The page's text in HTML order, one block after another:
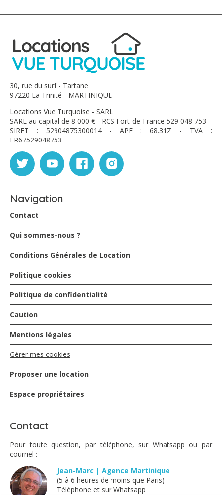
30, rue du surf - Tartane
97220 La Trinité - MARTINIQUE
Locations Vue Turquoise - SARL
SARL au capital de 8 000 € - RCS Fort-de-France 529 048 753
SIRET : 52904875300014 - APE : 68.31Z - TVA :
FR67529048753
Navigation
Contact
Qui sommes-nous ?
Conditions Générales de Location
Politique cookies
Politique de confidentialité
Caution
Mentions légales
Gérer mes cookies
Proposer une location
Espace propriétaires
Contact
Pour toute question, par téléphone, sur Whatsapp ou par
courriel :
Jean-Marc | Agence Martinique
(5 à 6 heures de moins que Paris)
Téléphone et sur Whatsapp